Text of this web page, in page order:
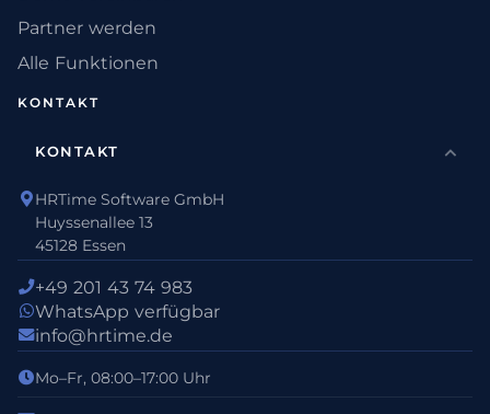
Partner werden
Alle Funktionen
KONTAKT
KONTAKT
HRTime Software GmbH
Huyssenallee 13
45128 Essen
+49 201 43 74 983
WhatsApp verfügbar
info@hrtime.de
Mo–Fr, 08:00–17:00 Uhr